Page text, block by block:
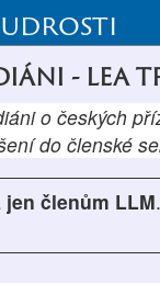
- LEA
o českých
do členské
jen členům LLM